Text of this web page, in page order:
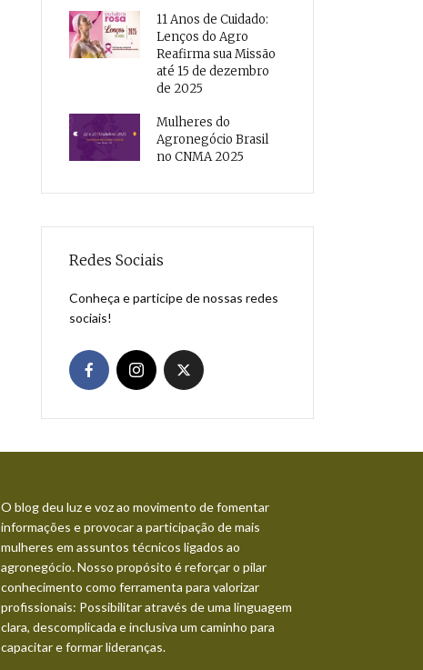
11 Anos de Cuidado:
Lenços do Agro
Reafirma sua Missão
até 15 de dezembro
de 2025
Mulheres do
Agronegócio Brasil
no CNMA 2025
Redes Sociais
Conheça e participe de nossas redes
sociais!
O blog deu luz e voz ao movimento de fomentar
informações e provocar a participação de mais
mulheres em assuntos técnicos ligados ao
agronegócio. Nosso propósito é reforçar o pilar
conhecimento como ferramenta para valorizar
profissionais: Possibilitar através de uma linguagem
clara, descomplicada e inclusiva um caminho para
capacitar e formar lideranças.